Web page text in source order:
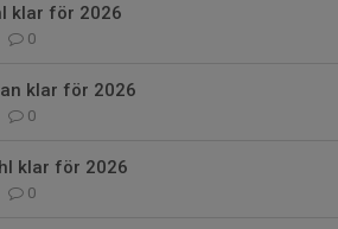
klar för 2026
0
klar för 2026
0
klar för 2026
0